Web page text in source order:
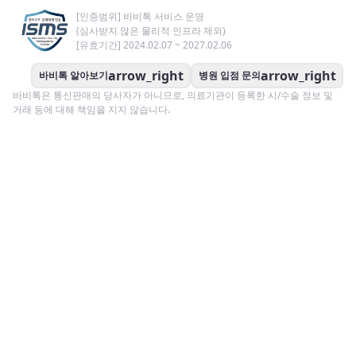
[인증범위] 바비톡 서비스 운영
(심사받지 않은 물리적 인프라 제외)
[유효기간] 2024.02.07 ~ 2027.02.06
바비톡 알아보기arrow_right 병원 입점 문의arrow_right
바비톡은 통신판매의 당사자가 아니므로, 의료기관이 등록한 시/수술 정보 및
거래 등에 대해 책임을 지지 않습니다.